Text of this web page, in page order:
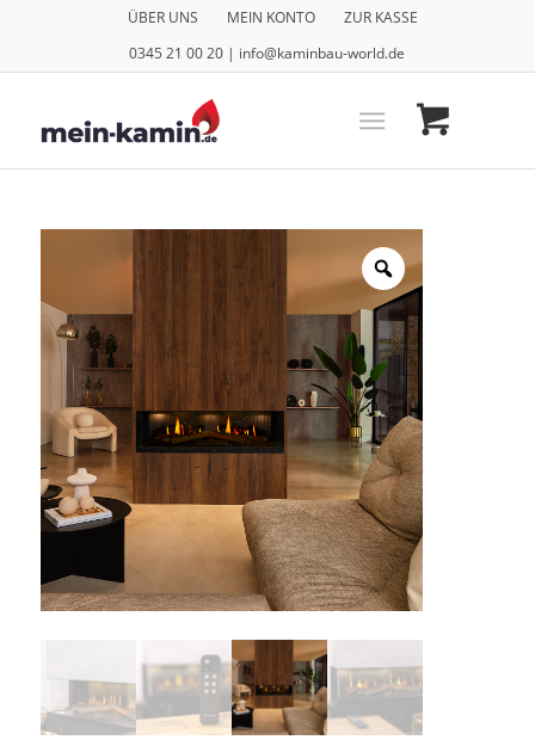
ÜBER UNS MEIN KONTO
ZUR KASSE
0345 21 00 20 | info@kaminbau-world.de